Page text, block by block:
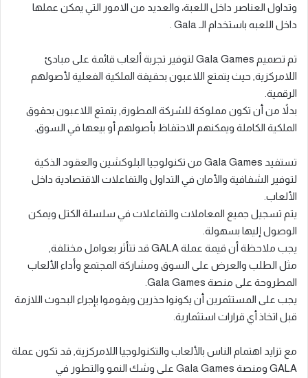
وتداول العناصر داخل اللعبة، والعديد من الامور التي يمكن عملها
داخل اللعبه باستخدام الـ Gala .
تم تصميم Gala Games لتوفير تجربة ألعاب قائمة على مبادئ
اللامركزية, حيث يتمتع اللاعبون بحقيقة الملكية الفعلية لأصولهم
الرقمية.
بدلاً من أن تكون مملوكة للشركة المطورة, يتمتع اللاعبون بحقوق
الملكية الكاملة ويمكنهم الاحتفاظ بأصولهم أو بيعها في السوق.
تستفيد Gala Games من تكنولوجيا البلوكشين والعقود الذكية
لتوفير الشفافية والأمان في التداول والتفاعلات الاقتصادية داخل
الألعاب.
يتم تسجيل جميع المعاملات والتفاعلات في سلسلة الكتل ويمكن
الوصول إليها بسهولة.
يجب ملاحظة أن قيمة عملة GALA قد تتأثر بعوامل مختلفة,
مثل الطلب والعرض على السوق ومشاركة المجتمع وأداء الألعاب
المطروحة على منصة Gala Games.
يجب على المستثمرين أن يكونوا حذرين ويقوموا بإجراء البحوث اللازمة
قبل اتخاذ أي قرارات استثمارية.
مع تزايد اهتمام الناس بالألعاب والتكنولوجيا اللامركزية, قد تكون عملة
GALA ومنصة Gala Games على وشك النمو والتطور في